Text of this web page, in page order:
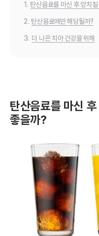
1. 탄산음료를 마신 후 양치
2. 탄산음료에만 해당될까?
3. 더 나은 치아 건강을 위해
탄산음료를 마신
좋을까?